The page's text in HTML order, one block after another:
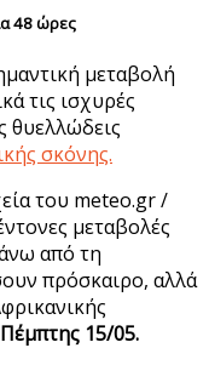
48 ώρες
μεταβολή
τις ισχυρές
θυελλώδεις
σκόνης.
του meteo.gr /
μεταβολές
από τη
πρόσκαιρο, αλλά
15/05.